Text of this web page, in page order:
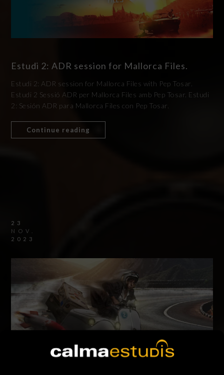
Estudi 2: ADR session for Mallorca Files.
Estudi 2: ADR session for Mallorca Files with Pep Tosar.
Estudi 2 Sessió ADR per Mallorca Files amb Pep Tosar. Estudi
2: Sesión ADR para Mallorca Files con Pep Tosar.
Continue reading
23
NOV.
2023